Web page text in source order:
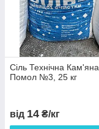
Сіль Технічна Кам'яна,
Помол №3, 25 кг
від 14 ₴/кг